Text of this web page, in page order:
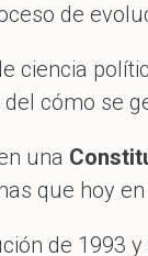
de
ciencia
cómo se
una
que hoy en
de 1993